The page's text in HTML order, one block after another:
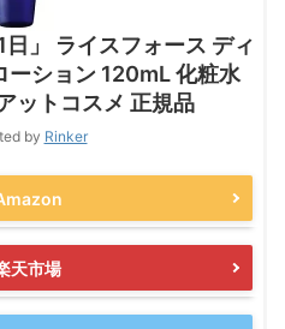
日」 ライスフォース ディ
ーション 120mL 化粧水
ットコスメ 正規品
by Rinker
天市場